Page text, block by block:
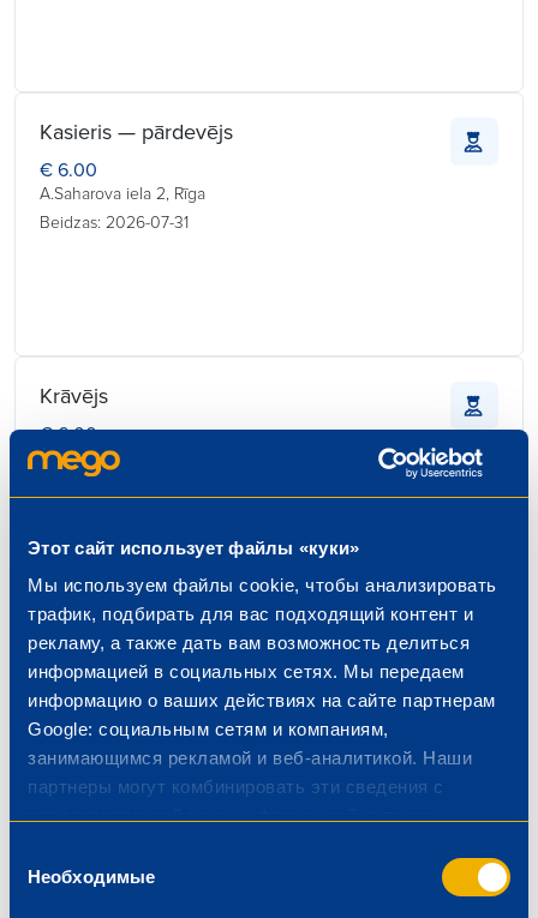
Этот сайт использует файлы «куки»
Мы используем файлы cookie, чтобы анализировать
трафик, подбирать для вас подходящий контент и
рекламу, а также дать вам возможность делиться
информацией в социальных сетях. Мы передаем
информацию о ваших действиях на сайте партнерам
Google: социальным сетям и компаниям,
занимающимся рекламой и веб-аналитикой. Наши
партнеры могут комбинировать эти сведения с
вами их сервисов.
согласия
Необходимые
Kasieris — pārdevējs
€ 6.00
A.Saharova iela 2, Rīga
Beidzas: 2026-07-31
Krāvējs
€ 6.00
Īslīces iela 7, Rīga
Pārdevējs vitrīnas zonā
€ 6.50
Biķernieku iela 16a, Rīga
Beidzas: 2026-08-01